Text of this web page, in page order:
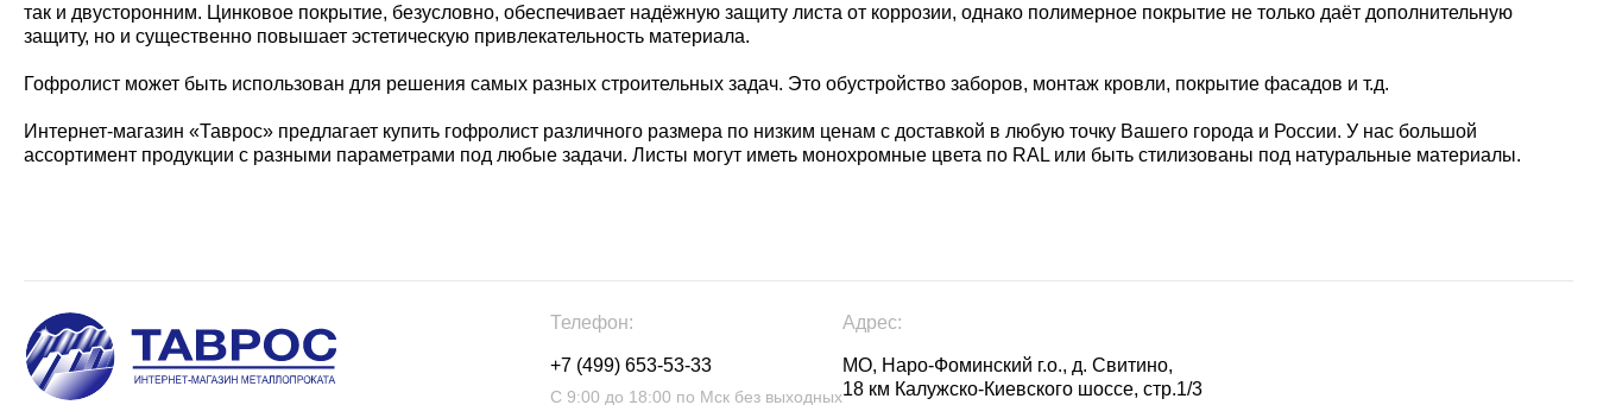
так и двусторонним. Цинковое покрытие, безусловно, обеспечивает надёжную защиту листа от коррозии, однако полимерное покрытие не только даёт дополнительную
защиту, но и существенно повышает эстетическую привлекательность материала.
Гофролист может быть использован для решения самых разных строительных задач. Это обустройство заборов, монтаж кровли, покрытие фасадов и т.д.
Интернет-магазин «Таврос» предлагает купить гофролист различного размера по низким ценам с доставкой в любую точку Вашего города и России. У нас большой
ассортимент продукции с разными параметрами под любые задачи. Листы могут иметь монохромные цвета по RAL или быть стилизованы под натуральные материалы.
Телефон:
+7 (499) 653-53-33
С 9:00 до 18:00 по Мск без выходных
Адрес:
МО, Наро-Фоминский г.о., д. Свитино,
18 км Калужско-Киевского шоссе, стр.1/3